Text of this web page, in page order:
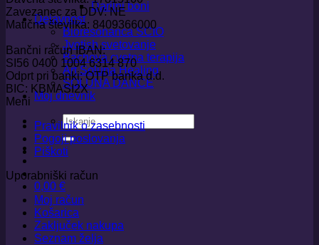
Darilni boni
Dejavnost
Bioresonanca SCIO
Jyotish svetovanje
Bachova cvetna terapija
Art Soluna Healing
SOLUNA DANCE
Moj dnevnik
Išči:
0,00 €
Zavezanec za DDV: NE
Matična številka: 8409366000
Bančni račun IBAN:
SI56 0400 1004 6314 870
Odprt pri banki: OTP banka d.d.
BIC: KBMASI2X
Meni
Pravilnik o zasebnosti
Pogoji poslovanja
Piškoti
Uporabniški račun
Moj račun
Košarica
Zaključek nakupa
Seznam želja